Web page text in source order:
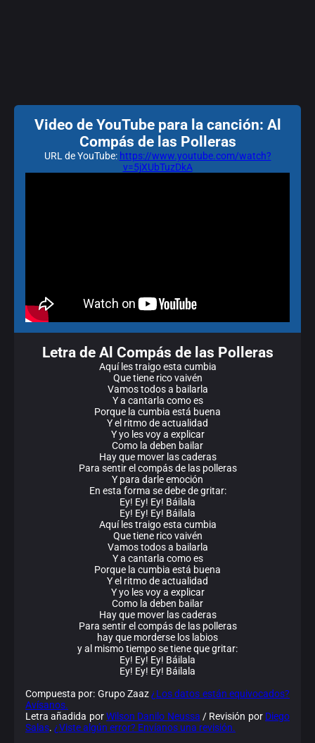
Video de YouTube para la canción: Al
Compás de las Polleras
URL de YouTube: https://www.youtube.com/watch?
v=5jXUbTuzDkA
Letra de Al Compás de las Polleras
Aquí les traigo esta cumbia
Que tiene rico vaivén
Vamos todos a bailarla
Y a cantarla como es
Porque la cumbia está buena
Y el ritmo de actualidad
Y yo les voy a explicar
Como la deben bailar
Hay que mover las caderas
Para sentir el compás de las polleras
Y para darle emoción
En esta forma se debe de gritar:
Ey! Ey! Ey! Báilala
Ey! Ey! Ey! Báilala
Aquí les traigo esta cumbia
Que tiene rico vaivén
Vamos todos a bailarla
Y a cantarla como es
Porque la cumbia está buena
Y el ritmo de actualidad
Y yo les voy a explicar
Como la deben bailar
Hay que mover las caderas
Para sentir el compás de las polleras
hay que morderse los labios
y al mismo tiempo se tiene que gritar:
Ey! Ey! Ey! Báilala
Ey! Ey! Ey! Báilala
Compuesta por: Grupo Zaaz¿Los datos están equivocados?
Avísanos.
Letra añadida porWilson Danilo Neussa / Revisión por Diego
Salas. ¿Viste algún error? Envíanos una revisión.